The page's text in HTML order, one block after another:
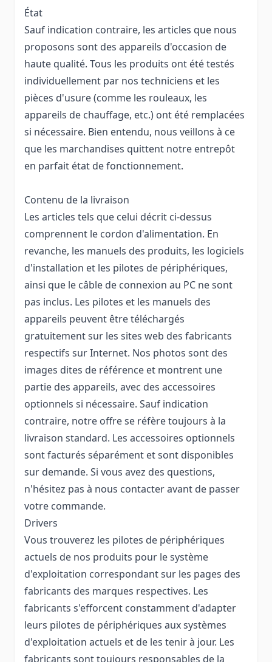
État
Sauf indication contraire, les articles que nous
proposons sont des appareils d'occasion de
haute qualité. Tous les produits ont été testés
individuellement par nos techniciens et les
pièces d'usure (comme les rouleaux, les
appareils de chauffage, etc.) ont été remplacées
si nécessaire. Bien entendu, nous veillons à ce
que les marchandises quittent notre entrepôt
en parfait état de fonctionnement.
Contenu de la livraison
Les articles tels que celui décrit ci-dessus
comprennent le cordon d'alimentation. En
revanche, les manuels des produits, les logiciels
d'installation et les pilotes de périphériques,
ainsi que le câble de connexion au PC ne sont
pas inclus. Les pilotes et les manuels des
appareils peuvent être téléchargés
gratuitement sur les sites web des fabricants
respectifs sur Internet. Nos photos sont des
images dites de référence et montrent une
partie des appareils, avec des accessoires
optionnels si nécessaire. Sauf indication
contraire, notre offre se réfère toujours à la
livraison standard. Les accessoires optionnels
sont facturés séparément et sont disponibles
sur demande. Si vous avez des questions,
n'hésitez pas à nous contacter avant de passer
votre commande.
Drivers
Vous trouverez les pilotes de périphériques
actuels de nos produits pour le système
d'exploitation correspondant sur les pages des
fabricants des marques respectives. Les
fabricants s'efforcent constamment d'adapter
leurs pilotes de périphériques aux systèmes
d'exploitation actuels et de les tenir à jour. Les
fabricants sont toujours responsables de la